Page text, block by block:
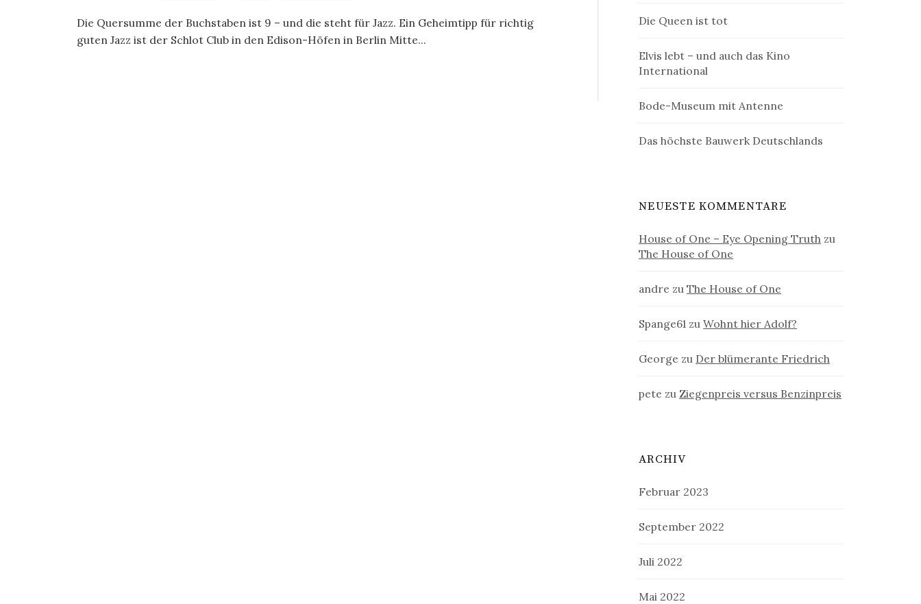
Die Quersumme der Buchstaben ist 9 – und die steht für Jazz. Ein Geheimtipp für richtig
guten Jazz ist der Schlot Club in den Edison-Höfen in Berlin Mitte...
Die Queen ist tot
Elvis lebt – und auch das Kino
International
Bode-Museum mit Antenne
Das höchste Bauwerk Deutschlands
NEUESTE KOMMENTARE
House of One – Eye Opening Truth zu
The House of One
andre zuThe House of One
Spange61 zuWohnt hier Adolf?
George zu Der blümerante Friedrich
pete zu Ziegenpreis versus Benzinpreis
ARCHIV
Februar 2023
September 2022
Juli 2022
Mai 2022